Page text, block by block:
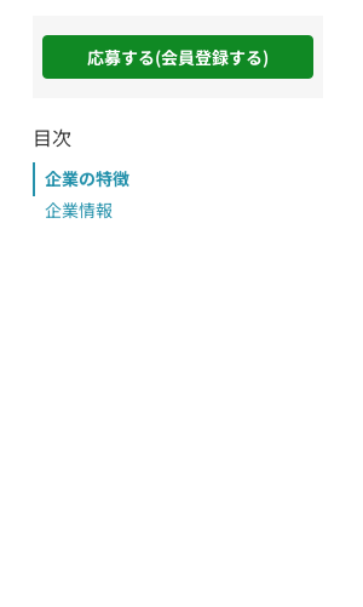
応募する(会員登録する)
目次
企業の特徴
企業情報